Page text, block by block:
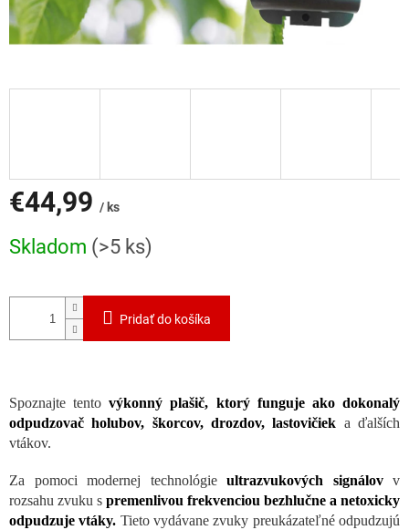
€44,99 / ks
cena:
Skladom (>5 ks)
Pridať do košíka
Spoznajte tentovýkonný plašič, ktorý funguje ako dokonalý
odpudzovač holubov, škorcov, drozdov, lastovičiek a ďalších
vtákov.
Za pomoci modernej technológie ultrazvukových signálov
v
rozsahu zvuku s premenlivou frekvenciou bezhlučne a netoxicky
odpudzuje vtáky. Tieto vydávane zvuky preukázateľné odpudzujú